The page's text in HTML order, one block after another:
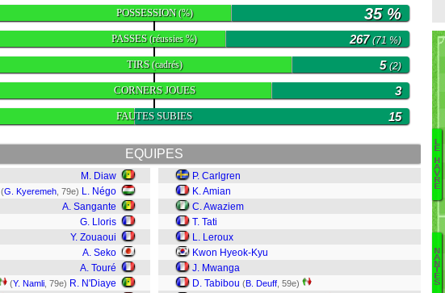
POSSESSION(%) 35 %
PASSES(réussies %) 267(71 %)
TIRS(cadrés) 5(2)
CORNERS JOUES 3
FAUTES SUBIES 15
EQUIPES
M. Diaw
(G. Kyeremeh , 79e) L. Négo
A. Sangante
G. Lloris
Y. Zouaoui
A. Seko
A. Touré
(Y. Namli , 79e) R. N'Diaye
P. Carlgren
K. Amian
C. Awaziem
T. Tati
L. Leroux
Kwon Hyeok-Kyu
J. Mwanga
D. Tabibou (B. Deuff , 59e)
L
E
H
A
V
R
E
N
A
N
E
S